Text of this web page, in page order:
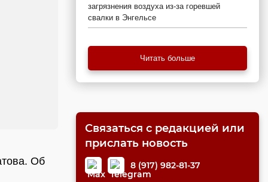
Об
загрязнения воздуха из-за горевшей
свалки в Энгельсе
Читать больше
Связаться с редакцией или
прислать новость
8 (917) 982-81-37